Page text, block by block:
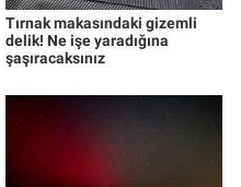
Tırnak makasındaki gizemli
delik! Ne işe yaradığına
şaşıracaksınız